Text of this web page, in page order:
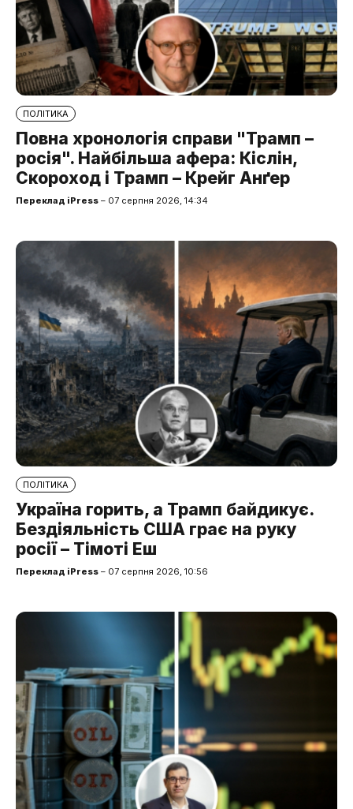
ПОЛІТИКА
Повна хронологія справи "Трамп –
росія". Найбільша афера: Кіслін,
Скороход і Трамп – Крейг Анґер
Переклад iPress – 07 серпня 2026, 14:34
ПОЛІТИКА
Україна горить, а Трамп байдикує.
Бездіяльність США грає на руку
росії – Тімоті Еш
Переклад iPress – 07 серпня 2026, 10:56